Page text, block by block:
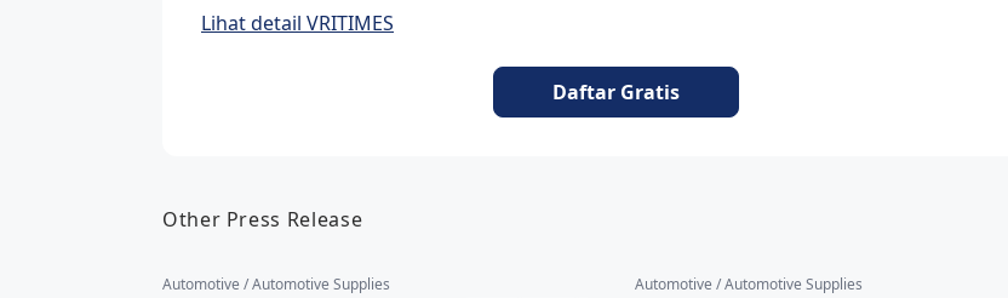
Lihat detail VRITIMES
Daftar Gratis
Other Press Release
Automotive / Automotive Supplies Automotive / Automotive Supplies